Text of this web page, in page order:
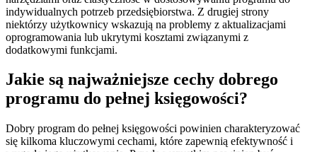
indywidualnych potrzeb przedsiębiorstwa. Z drugiej strony
niektórzy użytkownicy wskazują na problemy z aktualizacjami
oprogramowania lub ukrytymi kosztami związanymi z
dodatkowymi funkcjami.
Jakie są najważniejsze cechy dobrego
programu do pełnej księgowości?
Dobry program do pełnej księgowości powinien charakteryzować
się kilkoma kluczowymi cechami, które zapewnią efektywność i